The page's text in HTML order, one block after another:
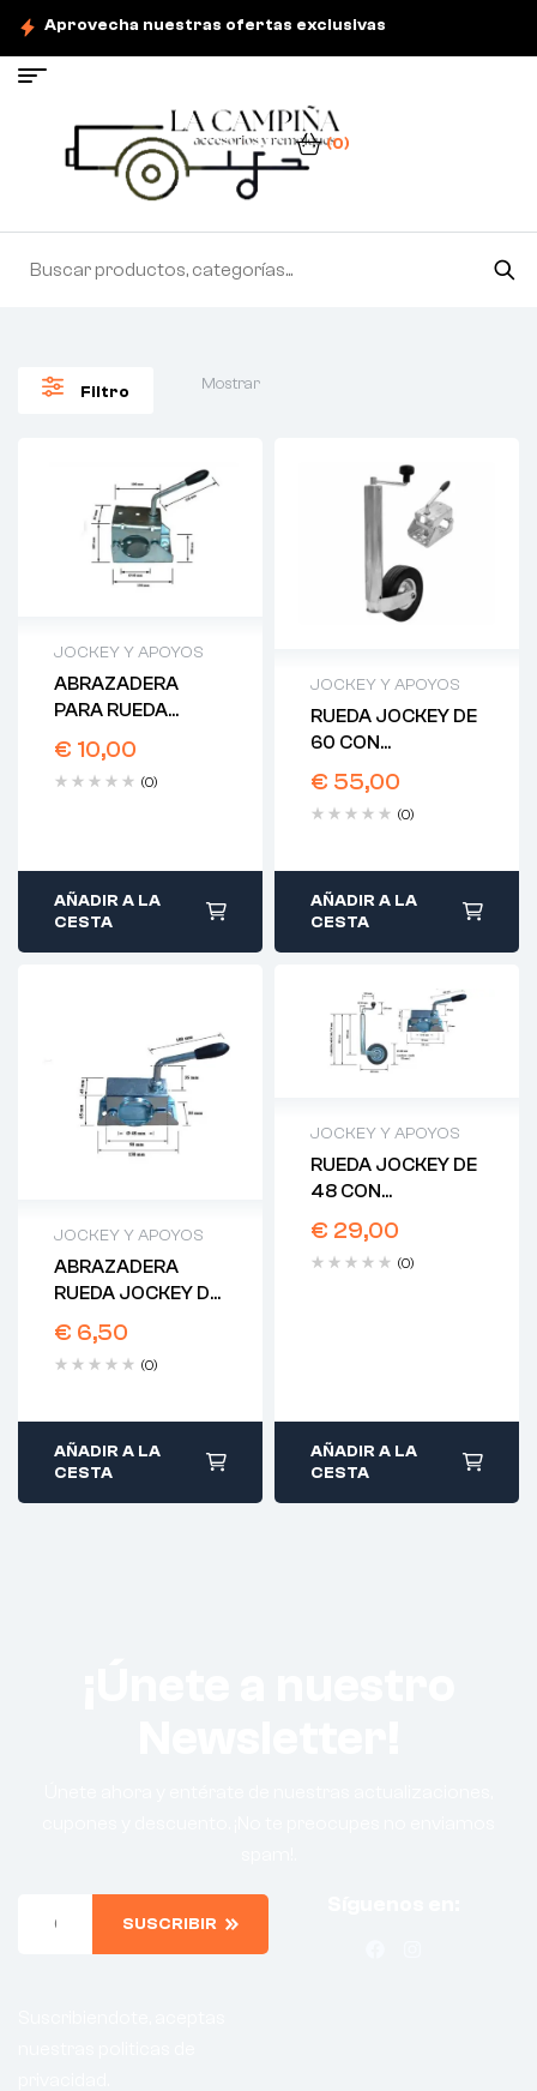
Aprovecha nuestras ofertas exclusivas
(0)
Filtro Mostrar
JOCKEY Y APOYOS
ABRAZADERA
PARA RUEDA
JOCKEY DE 60
CHAPA
€ 10,00
(0)
AÑADIR A LA
CESTA
JOCKEY Y APOYOS
RUEDA JOCKEY DE
60 CON
ABRAZADERA
€ 55,00
(0)
AÑADIR A LA
CESTA
JOCKEY Y APOYOS
ABRAZADERA
RUEDA JOCKEY DE
48 CHAPA
€ 6,50
(0)
AÑADIR A LA
CESTA
JOCKEY Y APOYOS
RUEDA JOCKEY DE
48 CON
ABRAZADERA
CHAPA
€ 29,00
(0)
AÑADIR A LA
CESTA
SUSCRIBIR